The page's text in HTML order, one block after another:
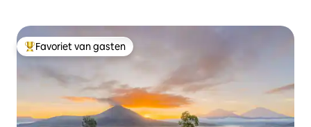
Topfavoriet van gasten
Favoriet van gasten